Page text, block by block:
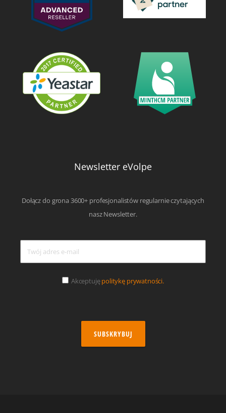
Newsletter eVolpe
Dołącz do grona 3600+ profesjonalistów regularnie czytających
nasz Newsletter.
Akceptujępolitykę prywatności.
SUBSKRYBUJ